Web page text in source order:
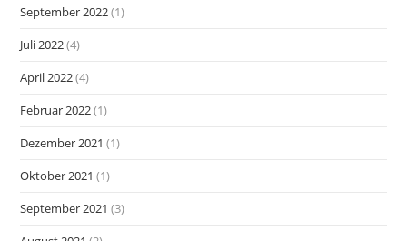
September 2022(1)
Juli 2022(4)
April 2022(4)
Februar 2022(1)
Dezember 2021 (1)
Oktober 2021 (1)
September 2021 (3)